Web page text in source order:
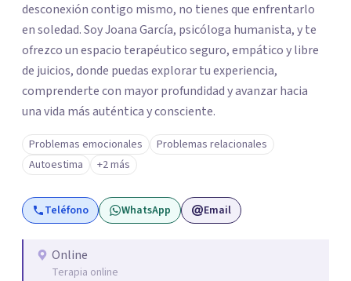
desconexión contigo mismo, no tienes que enfrentarlo
en soledad. Soy Joana García, psicóloga humanista, y te
ofrezco un espacio terapéutico seguro, empático y libre
de juicios, donde puedas explorar tu experiencia,
comprenderte con mayor profundidad y avanzar hacia
una vida más auténtica y consciente.
Problemas emocionales
Problemas relacionales
Autoestima
+2 más
Teléfono WhatsApp Email
Online
Terapia online